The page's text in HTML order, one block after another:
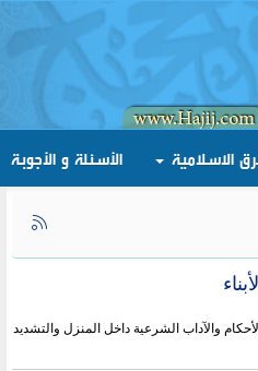
الاسلامية الأسئلة و الأجوبة
والآداب الشرعية داخل المنزل والتشديد